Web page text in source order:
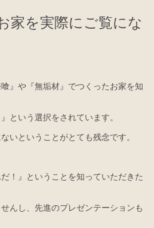
家を実際にご覧にな
』や『無垢材』でつくったお家を知
という選択をされています。
いということがとても残念です。
！』ということを知っていただきた
んし、先進のプレゼンテーションも